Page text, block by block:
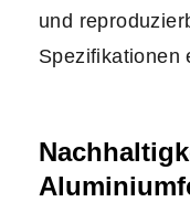
und
Spezifikationen